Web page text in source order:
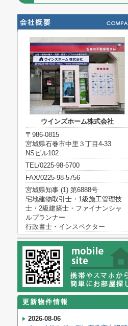
ウインズホーム株式会社
〒986-0815
宮城県石巻市中里３丁目4-33
NSビル102
TEL/0225-98-5700
FAX/0225-98-5756
宮城県知事 (1) 第6888号
宅地建物取引士・1級施工管理技
士・2級建築士・ファイナンシャ
ルプランナー
行政書士・インスペクター
更新物件情報
2026-08-06